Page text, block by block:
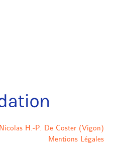
H.-P. De Coster (Vigon)
Mentions Légales